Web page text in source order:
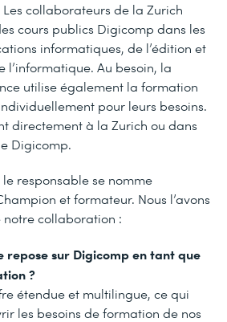
collaborateurs de la Zurich
cours publics Digicomp dans les
informatiques, de l’édition et
l’informatique. Au besoin, la
utilise également la formation
pour leurs besoins.
directement à la Zurich ou dans
Digicomp.
responsable se nomme
et formateur. Nous l’avons
collaboration :
repose sur Digicomp en tant que
?
étendue et multilingue, ce qui
les besoins de formation de nos